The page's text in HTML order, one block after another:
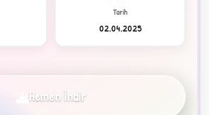
Tarih
02.04.2025
Hemen İndir